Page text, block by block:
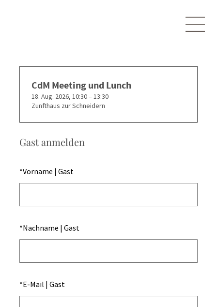
Gast anmelden
*Vorname | Gast
*Nachname | Gast
*E-Mail | Gast
CdM Meeting und Lunch
18. Aug. 2026, 10:30 – 13:30
Zunfthaus zur Schneidern